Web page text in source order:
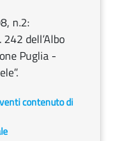
n.2:
dell’Albo
Puglia -
contenuto di